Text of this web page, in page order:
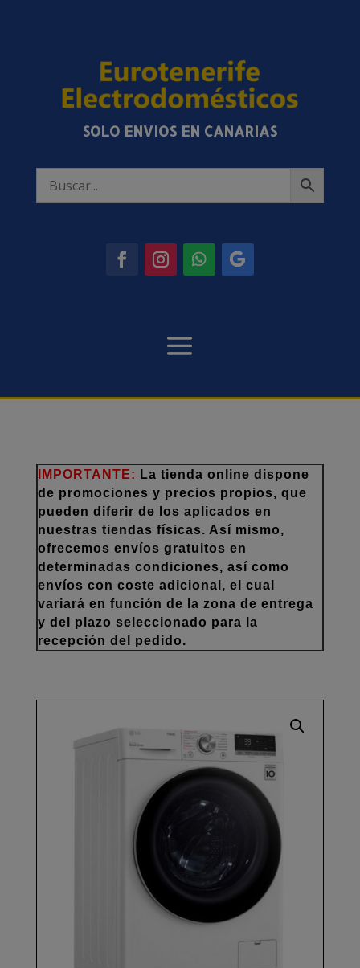
SOLO ENVIOS EN CANARIAS
IMPORTANTE: La tienda online dispone
de promociones y precios propios, que
pueden diferir de los aplicados en
nuestras tiendas físicas. Así mismo,
ofrecemos envíos gratuitos en
determinadas condiciones, así como
envíos con coste adicional, el cual
variará en función de la zona de entrega
y del plazo seleccionado para la
recepción del pedido.